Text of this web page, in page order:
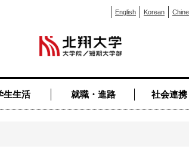
English Korean
生生活 就職・進路 社会連